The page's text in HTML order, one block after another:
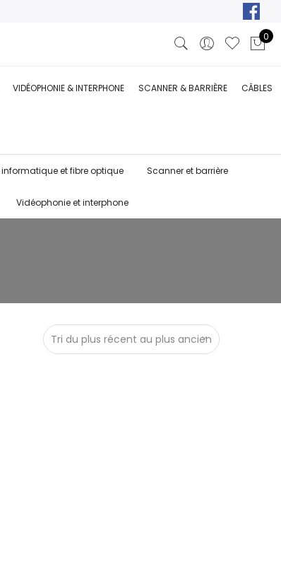
0
VIDÉOPHONIE & INTERPHONE SCANNER & BARRIÈRE CÂBLES
informatique et fibre optique Scanner et barrière
Vidéophonie et interphone